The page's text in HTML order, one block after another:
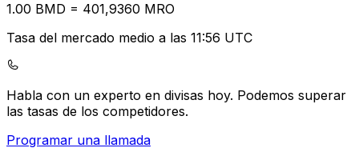
1.00 BMD = 401,9360 MRO
Tasa del mercado medio a las 11:56 UTC
Habla con un experto en divisas hoy. Podemos superar
las tasas de los competidores.
Programar una llamada